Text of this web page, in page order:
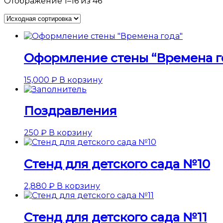
Оформление стены “Времена
15,000 ₽ В корзину
Поздравления
250 ₽ В корзину
Стенд для детского сада №10
2,880 ₽ В корзину
Стенд для детского сада №11